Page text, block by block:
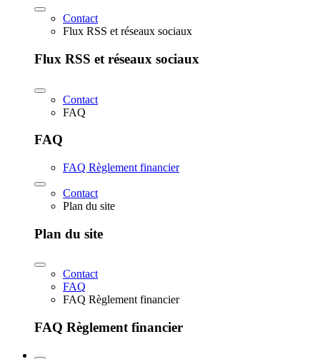
Contact
Flux RSS et réseaux sociaux
Flux RSS et réseaux sociaux
Contact
FAQ
FAQ
FAQ Règlement financier
Contact
Plan du site
Plan du site
Contact
FAQ
FAQ Règlement financier
FAQ Règlement financier